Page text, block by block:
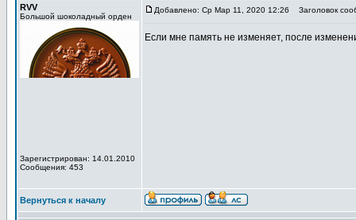
RVV
Большой шоколадный орден
Зарегистрирован: 14.01.2010
Сообщения: 453
Добавлено: Ср Мар 11, 2020 12:26 Заголовок
Если мне память не изменяет, после
Вернуться к началу